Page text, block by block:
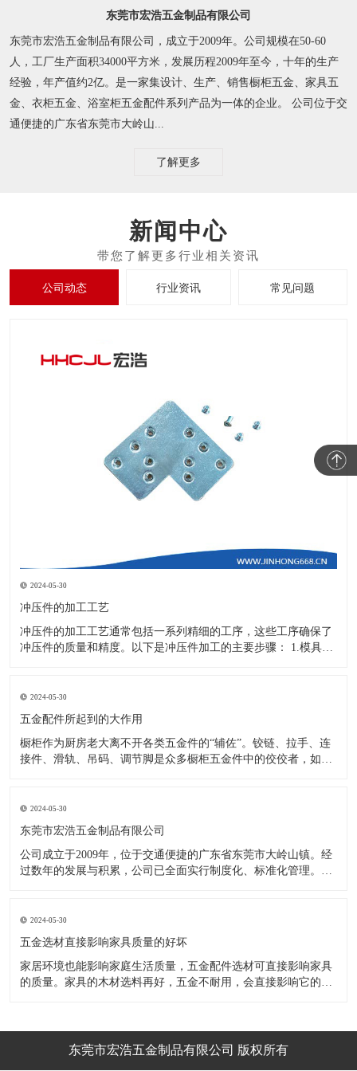
东莞市宏浩五金制品有限公司
东莞市宏浩五金制品有限公司，成立于2009年。公司规模在50-60
人，工厂生产面积34000平方米，发展历程2009年至今，十年的生产
经验，年产值约2亿。是一家集设计、生产、销售橱柜五金、家具五
金、衣柜五金、浴室柜五金配件系列产品为一体的企业。 公司位于交
通便捷的广东省东莞市大岭山...
了解更多
新闻中心
公司动态 行业资讯 常见问题
2024-05-30
冲压件的加工工艺
冲压件的加工工艺通常包括一系列精细的工序，这些工序确保了
冲压件的质量和精度。以下是冲压件加工的主要步骤： 1.模具设
开料与落料：在图纸上标注尺寸后，根据图纸要求选择合适的板
材。然
2024-05-30
五金配件所起到的大作用
橱柜作为厨房老大离不开各类五金件的“辅佐”。铰链、拉手、连
接件、滑轨、吊码、调节脚是众多橱柜五金件中的佼佼者，如果
调节脚，橱柜就像得了“软骨症”，站都站不直……五花八门的橱
柜五金件好
2024-05-30
东莞市宏浩五金制品有限公司
公司成立于2009年，位于交通便捷的广东省东莞市大岭山镇。经
过数年的发展与积累，公司已全面实行制度化、标准化管理。从
的改造创新，设计制造了一系列更加新颖、美观、更具时代潮流
的新
2024-05-30
五金选材直接影响家具质量的好坏
家居环境也能影响家庭生活质量，五金配件选材可直接影响家具
的质量。家具的木材选料再好，五金不耐用，会直接影响它的使
金、铝合金等。不同五金的加工工艺不同：钳工、表面涂覆处
理、焊接、机械加东莞市宏浩五金制品有限公司 版权所有